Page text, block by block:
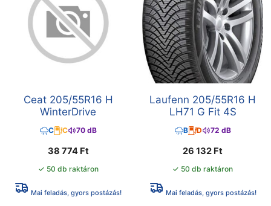
Ceat 205/55R16 H
WinterDrive
C C 70 dB
38 774 Ft
✓ 50 db raktáron
Mai feladás, gyors postázás!
Laufenn 205/55R16 H
LH71 G Fit 4S
B D 72 dB
26 132 Ft
✓ 50 db raktáron
Mai feladás, gyors postázás!